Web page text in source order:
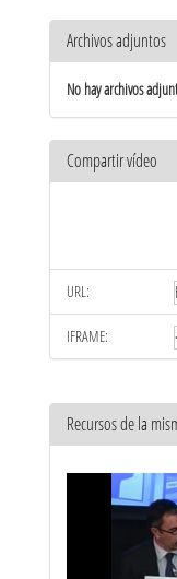
Archivos adjuntos
No hay archivos
Compartir vídeo
URL:
IFRAME:
Recursos de la